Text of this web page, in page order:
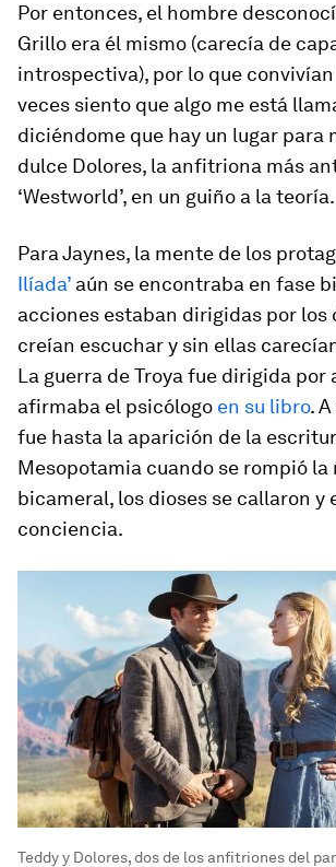
Por entonces, el hombre
Grillo era él mismo (carecía de
introspectiva), por lo que convivían
veces siento que algo me está
diciéndome que hay un lugar para
dulce Dolores, la anfitriona más
‘Westworld’, en un guiño a la teoría.
Para Jaynes, la mente de los
Ilíada’ aún se encontraba en fase
acciones estaban dirigidas por los
creían escuchar y sin ellas
La guerra de Troya fue dirigida por
afirmaba el psicólogo en su libro.
fue hasta la aparición de la
Mesopotamia cuando se rompió la
bicameral, los dioses se callaron y
conciencia.
Teddy y Dolores, dos de los anfitriones del